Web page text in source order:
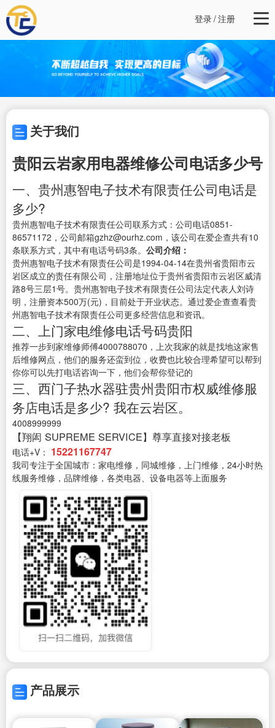
登录/注册
关于我们
贵阳云岩家用电器维修公司电话多少号
一、贵州惠智电子技术有限责任公司电话是
多少?
贵州惠智电子技术有限责任公司联系方式：公司电话0851-
86571172，公司邮箱gzhz@ourhz.com，该公司在爱企查共有10
条联系方式，其中有电话号码3条。 公司介绍：
贵州惠智电子技术有限责任公司是1994-04-14在贵州省贵阳市云
岩区成立的责任有限公司，注册地址位于贵州省贵阳市云岩区威清
路8号三层1号。贵州惠智电子技术有限责任公司法定代表人刘诗
明，注册资本500万(元)，目前处于开业状态。通过爱企查查看贵
州惠智电子技术有限责任公司更多经营信息和资讯。
二、上门家电维修电话号码贵阳
推荐一步到家维修师傅4000788070，上次我家的就是找地这家售
后维修网点，他们的服务还蛮到位，收费也比较合理希望可以帮到
你你可以先打电话咨询一下，他们会帮你登记的
三、西门子热水器驻贵州贵阳市权威维修服
务店电话是多少? 我在云岩区。
4008999999
【翔闳 SUPREME SERVICE】尊享直接对接老板
电话+V： 15221167747
我司专注于全国城市：家电维修，同城维修，上门维修，24小时热
线服务维修，品牌维修，各类电器、设备电器等上面服务
产品展示